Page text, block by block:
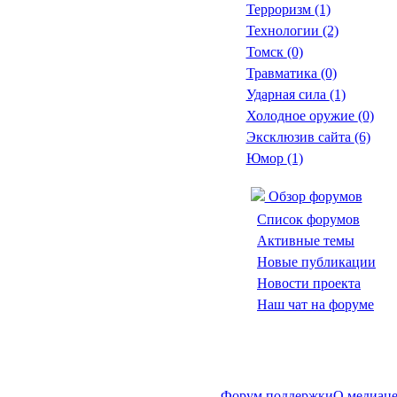
Терроризм (1)
Технологии (2)
Томск (0)
Травматика (0)
Ударная сила (1)
Холодное оружие (0)
Эксклюзив сайта (6)
Юмор (1)
Обзор форумов
Список форумов
Активные темы
Новые публикации
Новости проекта
Наш чат на форуме